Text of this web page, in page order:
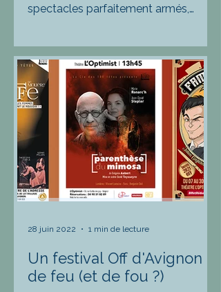
spectacles parfaitement armés,
Un festival Off d'Avignon
de feu (et de fou ?)
28 juin 2022 1 min de lecture